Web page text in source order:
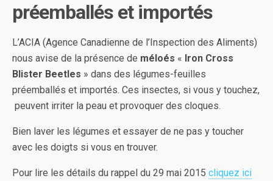
préemballés et importés
L’ACIA (Agence Canadienne de l’Inspection des Aliments)
nous avise de la présence de méloés « Iron Cross
Blister Beetles » dans des légumes-feuilles
préemballés et importés. Ces insectes, si vous y touchez,
peuvent irriter la peau et provoquer des cloques.
Bien laver les légumes et essayer de ne pas y toucher
avec les doigts si vous en trouver.
Pour lire les détails du rappel du 29 mai 2015 cliquez ici